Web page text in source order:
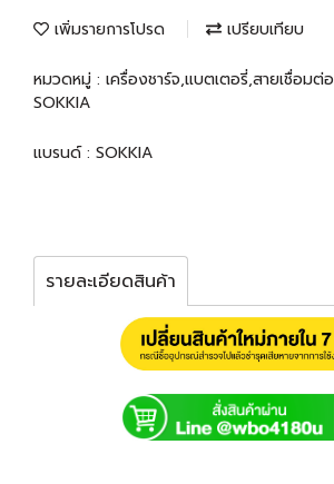
เพิ่มรายการโปรด เปรียบเทียบ
หมวดหมู่ : เครื่องชาร์จ,แบตเตอรี่,สายเชื่อมต่อ
SOKKIA
แบรนด์ : SOKKIA
รายละเอียดสินค้า